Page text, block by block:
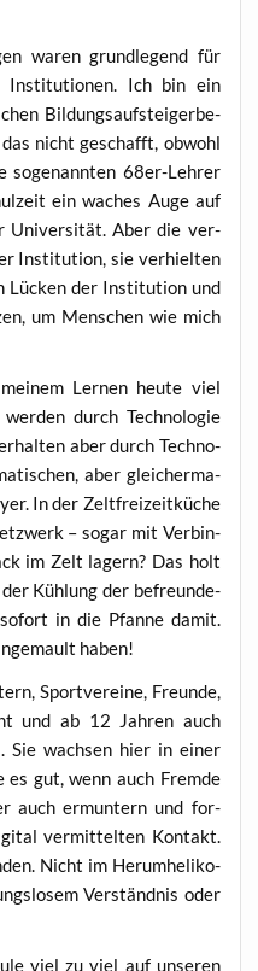
waren grund­le­gend für
Insti­tu­tio­nen. Ich bin ein
Bil­dungs­auf­stei­ger­be­
nicht geschafft, obwohl
soge­nann­ten 68er-Leh­rer
ein waches Auge auf
Uni­ver­si­tät. Aber die ver­
Insti­tu­ti­on, sie ver­hiel­ten
Lückender Insti­tu­ti­on und
um Men­schen wie mich
Ler­nen heu­te viel
durch Tech­no­lo­gie
aber durch Tech­no­
aber glei­cher­ma­
In der Zelt­frei­zeit­kü­che
– sogar mit Ver­bin­
im Zelt lagern? Das holt
Küh­lung der befreun­de­
in die Pfan­ne damit.
haben!
Sport­ver­ei­ne, Freun­de,
und ab 12 Jah­ren auch
Sie wach­sen hier in einer
es gut, wenn auch Frem­de
auch ermun­tern und for­
ver­mit­tel­ten Kon­takt.
Nicht im Her­um­he­li­ko­
Ver­ständ­nis oder
viel zu viel auf unse­ren